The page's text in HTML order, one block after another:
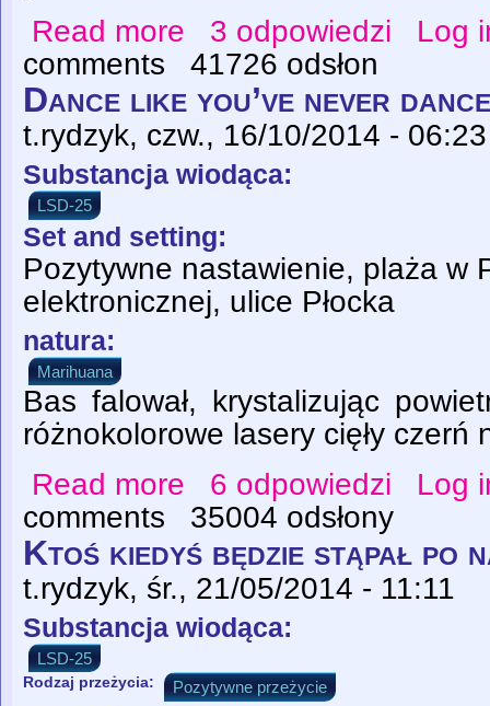
Read more about Hospitalizacje i trwałe uszkodzenia
3 odpowiedzi
Log
comments
41726 odsłon
Dance like you’ve never
t.rydzyk, czw., 16/10/2014 - 06:23
Substancja wiodąca:
LSD-25
Set and setting:
Pozytywne nastawienie, plaża w
elektronicznej, ulice Płocka
natura:
Marihuana
Bas falował, krystalizując
różnokolorowe lasery cięły czerń
Read more about Dance like you’ve never danced
6 odpowiedzi
Log
comments
35004 odsłony
Ktoś kiedyś będzie stąpał po
t.rydzyk, śr., 21/05/2014 - 11:11
Substancja wiodąca:
LSD-25
Rodzaj przeżycia: Pozytywne przeżycie